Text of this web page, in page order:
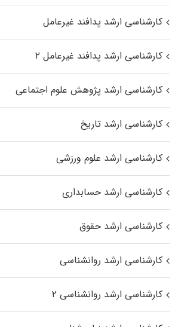
کارشناسی ارشد پدافند غیرعامل
کارشناسی ارشد پدافند غیرعامل ۲
کارشناسی ارشد پژوهش علوم اجتماعی
کارشناسی ارشد تاریخ
کارشناسی ارشد علوم ورزشی
کارشناسی ارشد حسابداری
کارشناسی ارشد حقوق
کارشناسی ارشد روانشناسی
کارشناسی ارشد روانشناسی ۲